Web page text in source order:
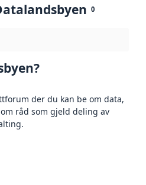
0
der du kan be om data,
råd som gjeld deling av